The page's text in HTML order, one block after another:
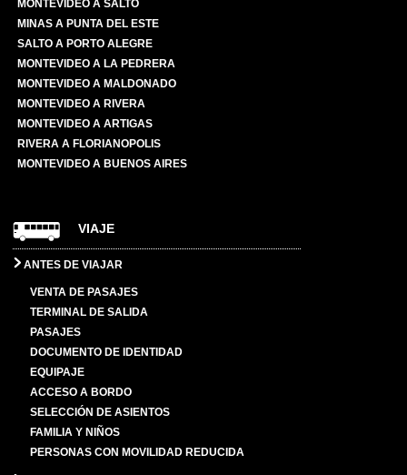
MONTEVIDEO A SALTO
MINAS A PUNTA DEL ESTE
SALTO A PORTO ALEGRE
MONTEVIDEO A LA PEDRERA
MONTEVIDEO A MALDONADO
MONTEVIDEO A RIVERA
MONTEVIDEO A ARTIGAS
RIVERA A FLORIANOPOLIS
MONTEVIDEO A BUENOS AIRES
VIAJE
ANTES DE VIAJAR
VENTA DE PASAJES
TERMINAL DE SALIDA
PASAJES
DOCUMENTO DE IDENTIDAD
EQUIPAJE
ACCESO A BORDO
SELECCIÓN DE ASIENTOS
FAMILIA Y NIÑOS
PERSONAS CON MOVILIDAD REDUCIDA